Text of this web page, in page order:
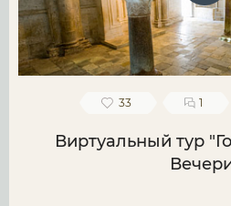
33 1
Виртуальный тур